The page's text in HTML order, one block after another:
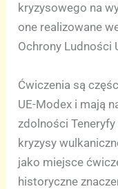
kryzysowego na
one realizowane
Ochrony Ludności
Ćwiczenia są
UE-Modex i mają
zdolności
kryzysy
jako miejsce
historyczne